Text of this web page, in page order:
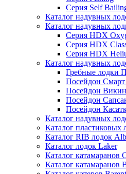
Серия Self
Каталог надувных
Каталог надувных
Серия HDX
Серия HDX
Серия HDX
Каталог надувных
Гребные лодки
Посейдон
Посейдон
Посейдон
Посейдон
Каталог надувных
Каталог пластиковых
Каталог RIB лодок
Каталог лодок Laker
Каталог катамаранов
Каталог катамаранов